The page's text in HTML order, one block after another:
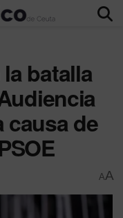
batalla
causa de
AA